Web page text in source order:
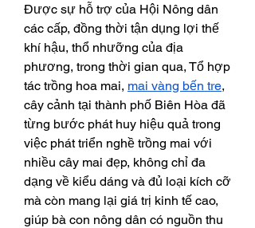
​Được sự hỗ trợ của Hội Nông dân
các cấp, đồng thời tận dụng lợi thế
khí hậu, thổ nhưỡng của địa
phương, trong thời gian qua, Tổ hợp
tác trồng hoa mai, mai vàng bến tre,
cây cảnh tại thành phố Biên Hòa đã
từng bước phát huy hiệu quả trong
việc phát triển nghề trồng mai với
nhiều cây mai đẹp, không chỉ đa
dạng về kiểu dáng và đủ loại kích cỡ
mà còn mang lại giá trị kinh tế cao,
giúp bà con nông dân có nguồn thu